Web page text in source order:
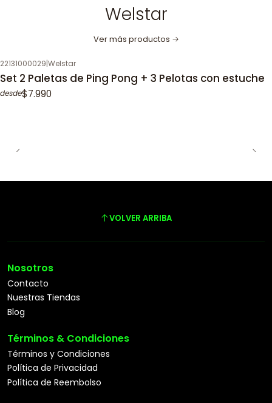
Welstar
Ver más productos
22131000029|Welstar
Set 2 Paletas de Ping Pong + 3 Pelotas con estuche
desde$7.990
VOLVER ARRIBA
Nosotros
Contacto
Nuestras Tiendas
Blog
Términos & Condiciones
Términos y Condiciones
Política de Privacidad
Política de Reembolso